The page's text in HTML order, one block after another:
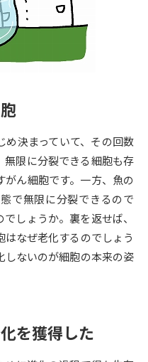
大学入学共通テスト「受験案
内」の請求
小学校教員資格認定試験
大学検索
奨学金・特待生制度特集
め決まっていて、その回数
無限に分裂できる細胞も存
ん細胞です。一方、魚の
で無限に分裂できるので
しょうか。裏を返せば、
なぜ老化するのでしょう
しないのが細胞の本来の姿
を獲得した